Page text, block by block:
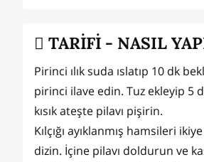
TARİFİ - NASIL
Pirinci ılık suda ıslatıp 10 dk
pirinci ilave edin. Tuz ekleyip 5
kısık ateşte pilavı pişirin.
Kılçığı ayıklanmış hamsileri
dizin. İçine pilavı doldurun ve